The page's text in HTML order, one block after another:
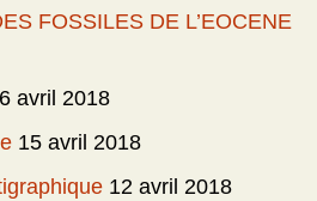
FOSSILES DE L’EOCENE
avril 2018
15 avril 2018
12 avril 2018